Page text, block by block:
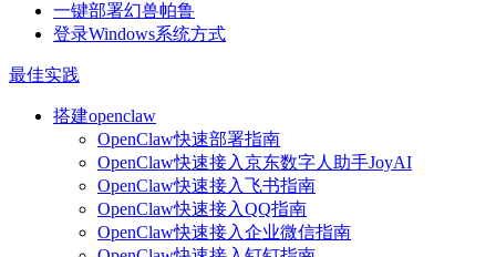
一键部署幻兽帕鲁
登录Windows系统方式
最佳实践
搭建openclaw
OpenClaw快速部署指南
OpenClaw快速接入京东数字人助手JoyAI
OpenClaw快速接入飞书指南
OpenClaw快速接入QQ指南
OpenClaw快速接入企业微信指南